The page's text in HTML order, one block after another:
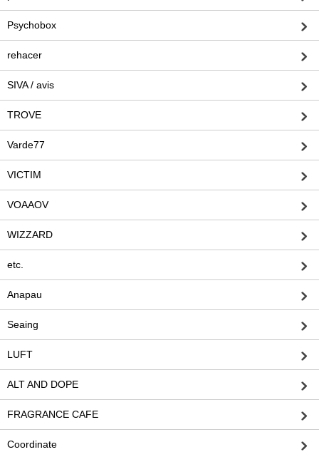
Psychobox
rehacer
SIVA / avis
TROVE
Varde77
VICTIM
VOAAOV
WIZZARD
etc.
Anapau
Seaing
LUFT
ALT AND DOPE
FRAGRANCE CAFE
Coordinate